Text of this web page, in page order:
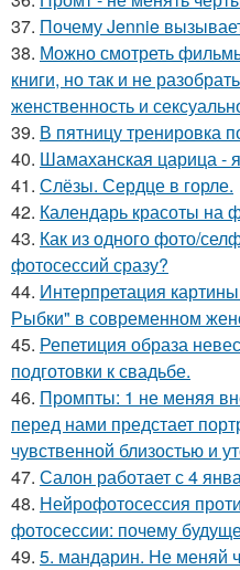
37. Почему Jennie
38. Можно смотреть
книги, но так и не
женственность и
39. В пятницу тренировка
40. Шамаханская царица -
41. Слёзы. Сердце в горле.
42. Календарь красоты на
43. Как из одного фото/
фотосессий сразу?
44. Интерпретация
Рыбки" в современном
45. Репетиция образа
подготовки к свадьбе.
46. Промпты: 1 не меняя
перед нами предстает
чувственной близостью и
47. Салон работает с 4
48. Нейрофотосессия
фотосессии: почему
49. 5. мандарин. Не меняй